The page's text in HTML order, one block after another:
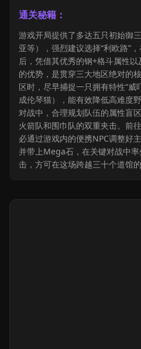
通关秘籍：
游戏开局提供了多达五只初始御
亚等），强烈建议选择“利欧路”
后，凭借其优秀的钢+格斗属性
的优势，是贯穿三大地区绝对的
区时，尽早捕捉一只拥有特性“威
成伦琴猫），能有效降低高难度
对战中，合理规划队伍的属性盲
火箭队和围巾队的双重夹击。前
必通过游戏内的便携NPC调整好
并带上Mega石，在关键对战中
击，方可在这场跨越三十个道馆